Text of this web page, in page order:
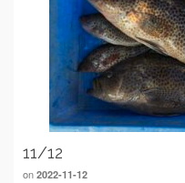
11/12
on 2022-11-12